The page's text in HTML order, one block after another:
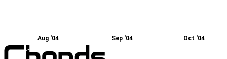
Aug '04 Sep '04 Oct '04